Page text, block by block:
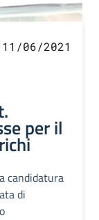
11/06/2021
per il
candidatura
di